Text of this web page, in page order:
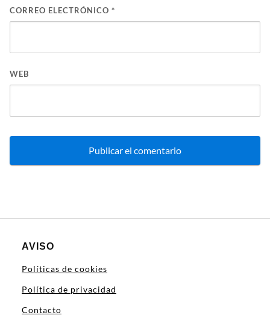
CORREO ELECTRÓNICO *
WEB
AVISO
Políticas de cookies
Política de privacidad
Contacto